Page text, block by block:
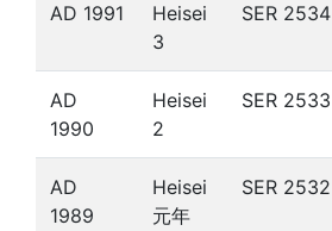
AD 1991
Heisei
3
SER 2534
AD
1990
Heisei
2
SER 2533
AD
1989
Heisei
元年
SER 2532